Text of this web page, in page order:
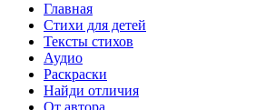
Главная
Стихи для детей
Тексты стихов
Аудио
Раскраски
Найди отличия
От автора